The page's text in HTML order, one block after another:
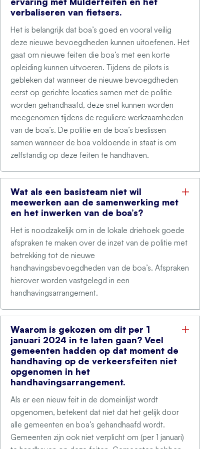
verbaliseren van fietsers.
Het is belangrijk dat boa’s goed en vooral veilig
deze nieuwe bevoegdheden kunnen uitoefenen. Het
gaat om nieuwe feiten die boa’s met een korte
opleiding kunnen uitvoeren. Tijdens de pilots is
gebleken dat wanneer de nieuwe bevoegdheden
eerst op gerichte locaties samen met de politie
worden gehandhaafd, deze snel kunnen worden
meegenomen tijdens de reguliere werkzaamheden
van de boa’s. De politie en de boa’s beslissen
samen wanneer de boa voldoende in staat is om
zelfstandig op deze feiten te handhaven.
Wat als een basisteam niet wil
meewerken aan de samenwerking met
en het inwerken van de boa’s?
Het is noodzakelijk om in de lokale driehoek goede
afspraken te maken over de inzet van de politie met
betrekking tot de nieuwe
handhavingsbevoegdheden van de boa’s. Afspraken
hierover worden vastgelegd in een
handhavingsarrangement.
Waarom is gekozen om dit per 1
januari 2024 in te laten gaan? Veel
gemeenten hadden op dat moment de
handhaving op de verkeersfeiten niet
opgenomen in het
handhavingsarrangement.
Als er een nieuw feit in de domeinlijst wordt
opgenomen, betekent dat niet dat het gelijk door
alle gemeenten en boa’s gehandhaafd wordt.
Gemeenten zijn ook niet verplicht om (per 1 januari)